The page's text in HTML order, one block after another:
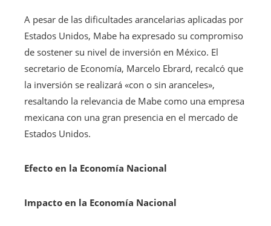
A pesar de las dificultades arancelarias aplicadas por
Estados Unidos, Mabe ha expresado su compromiso
de sostener su nivel de inversión en México. El
secretario de Economía, Marcelo Ebrard, recalcó que
la inversión se realizará «con o sin aranceles»,
resaltando la relevancia de Mabe como una empresa
mexicana con una gran presencia en el mercado de
Estados Unidos.
Efecto en la Economía Nacional
Impacto en la Economía Nacional